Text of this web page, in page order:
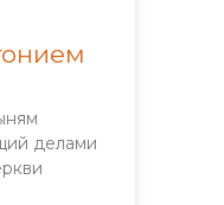
делами